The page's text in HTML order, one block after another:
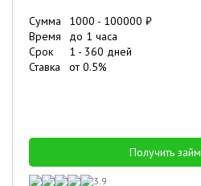
Сумма 1000 - 100000 ₽
Время
до 1 часа
Срок
1 - 360 дней
Ставка
от0.5%
Получить займ
3.9